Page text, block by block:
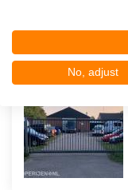
No, adjust